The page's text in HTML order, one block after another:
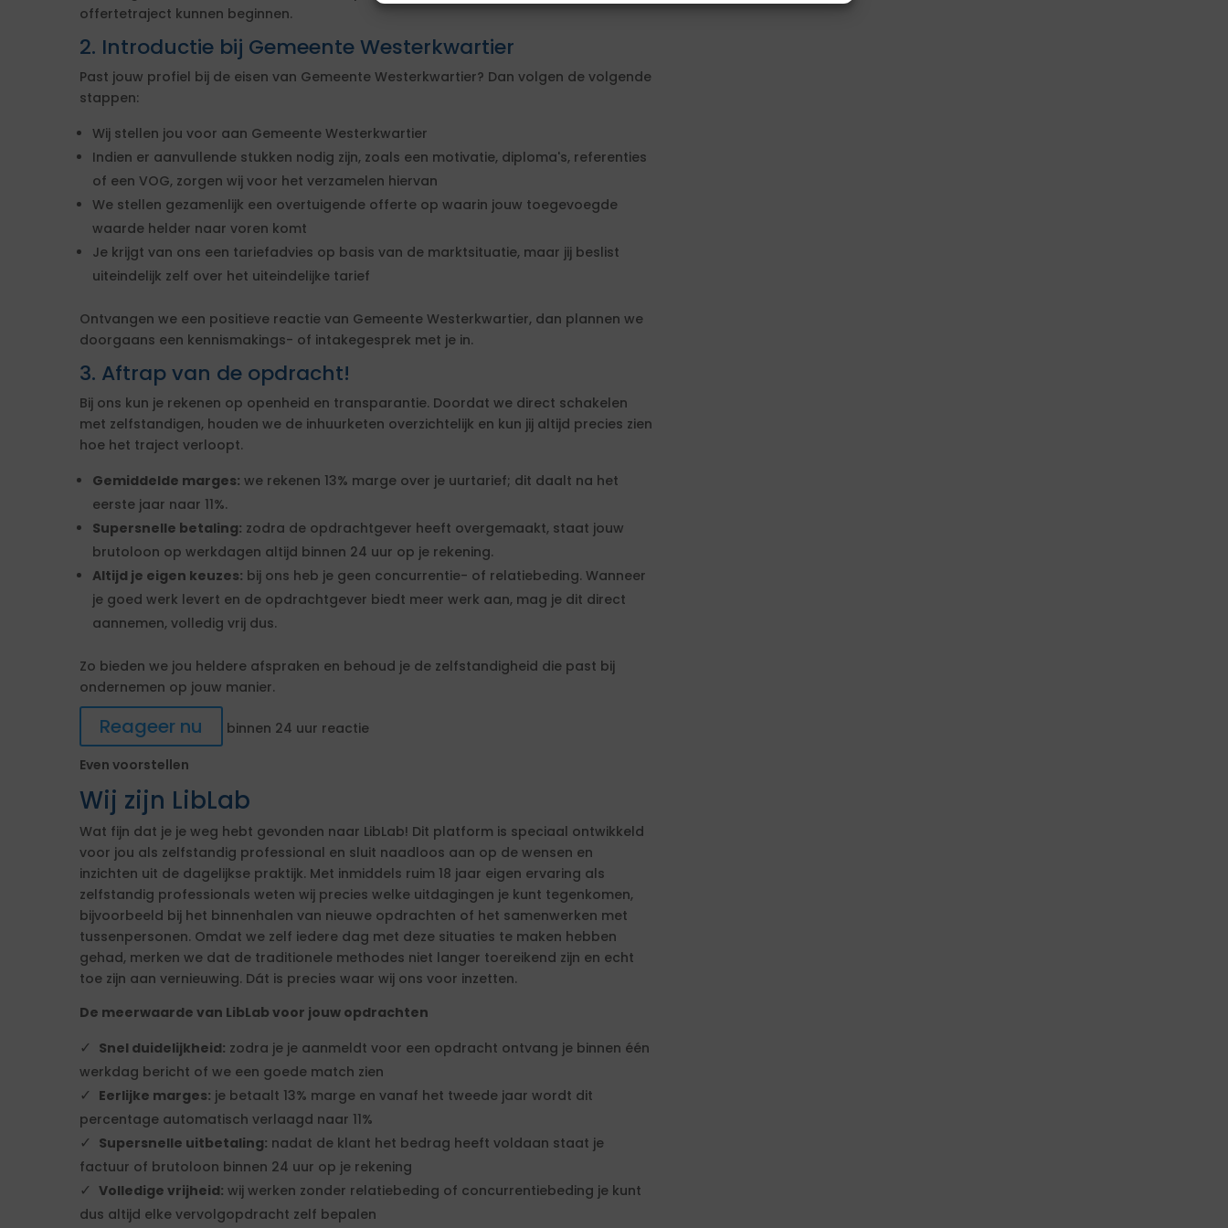
offertetraject kunnen beginnen.
2. Introductie bij Gemeente Westerkwartier
Past jouw profiel bij de eisen van Gemeente Westerkwartier? Dan volgen de volgende
stappen:
Wij stellen jou voor aan Gemeente Westerkwartier
Indien er aanvullende stukken nodig zijn, zoals een motivatie, diploma's, referenties
of een VOG, zorgen wij voor het verzamelen hiervan
We stellen gezamenlijk een overtuigende offerte op waarin jouw toegevoegde
waarde helder naar voren komt
Je krijgt van ons een tariefadvies op basis van de marktsituatie, maar jij beslist
uiteindelijk zelf over het uiteindelijke tarief
Ontvangen we een positieve reactie van Gemeente Westerkwartier, dan plannen we
doorgaans een kennismakings- of intakegesprek met je in.
3. Aftrap van de opdracht!
Bij ons kun je rekenen op openheid en transparantie. Doordat we direct schakelen
met zelfstandigen, houden we de inhuurketen overzichtelijk en kun jij altijd precies zien
hoe het traject verloopt.
Gemiddelde marges: we rekenen 13% marge over je uurtarief; dit daalt na het
eerste jaar naar 11%.
Supersnelle betaling: zodra de opdrachtgever heeft overgemaakt, staat jouw
brutoloon op werkdagen altijd binnen 24 uur op je rekening.
Altijd je eigen keuzes: bij ons heb je geen concurrentie- of relatiebeding. Wanneer
je goed werk levert en de opdrachtgever biedt meer werk aan, mag je dit direct
aannemen, volledig vrij dus.
Zo bieden we jou heldere afspraken en behoud je de zelfstandigheid die past bij
ondernemen op jouw manier.
Reageer nu
binnen 24 uur reactie
Even voorstellen
Wij zijn LibLab
Wat fijn dat je je weg hebt gevonden naar LibLab! Dit platform is speciaal ontwikkeld
voor jou als zelfstandig professional en sluit naadloos aan op de wensen en
inzichten uit de dagelijkse praktijk. Met inmiddels ruim 18 jaar eigen ervaring als
zelfstandig professionals weten wij precies welke uitdagingen je kunt tegenkomen,
bijvoorbeeld bij het binnenhalen van nieuwe opdrachten of het samenwerken met
tussenpersonen. Omdat we zelf iedere dag met deze situaties te maken hebben
gehad, merken we dat de traditionele methodes niet langer toereikend zijn en echt
toe zijn aan vernieuwing. Dát is precies waar wij ons voor inzetten.
De meerwaarde van LibLab voor jouw opdrachten
Snel duidelijkheid: zodra je je aanmeldt voor een opdracht ontvang je binnen één
werkdag bericht of we een goede match zien
Eerlijke marges: je betaalt 13% marge en vanaf het tweede jaar wordt dit
percentage automatisch verlaagd naar 11%
Supersnelle uitbetaling: nadat de klant het bedrag heeft voldaan staat je
factuur of brutoloon binnen 24 uur op je rekening
Volledige vrijheid: wij werken zonder relatiebeding of concurrentiebeding je kunt
dus altijd elke vervolgopdracht zelf bepalen